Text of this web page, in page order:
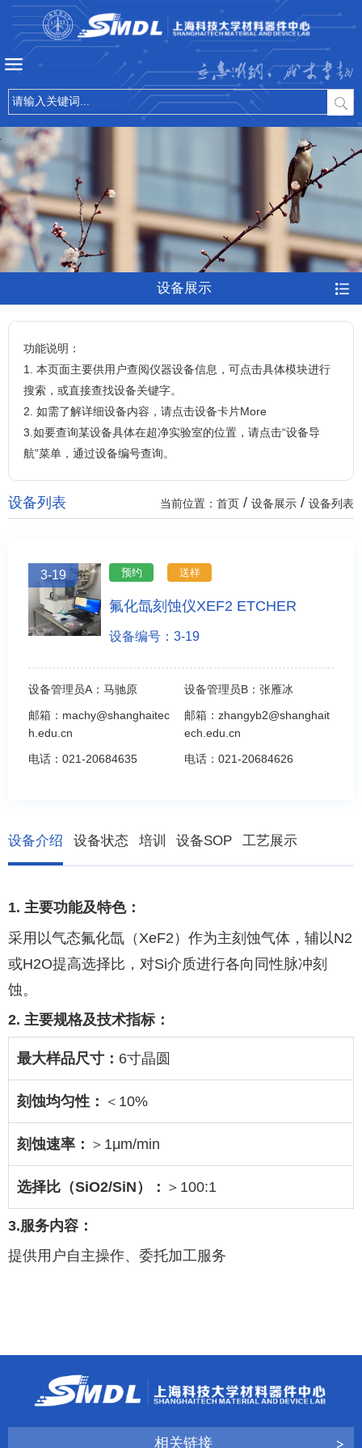
立志微纳，成才卓越
设备展示
功能说明：
1. 本页面主要供用户查阅仪器设备信息，可点击具体模块进行
搜索，或直接查找设备关键字。
2. 如需了解详细设备内容，请点击设备卡片More
3.如要查询某设备具体在超净实验室的位置，请点击“设备导
航”菜单，通过设备编号查询。
当前位置： 首页 / 设备展示 / 设备列表
设备列表
3-19 预约 送样
氟化氙刻蚀仪XEF2 ETCHER
设备编号：3-19
设备管理员A： 马驰原 设备管理员B： 张雁冰
邮箱： machy@shanghaitec
h.edu.cn
邮箱： zhangyb2@shanghait
ech.edu.cn
电话： 021-20684635 电话： 021-20684626
设备介绍 设备状态 培训 设备SOP 工艺展示
1. 主要功能及特色：
采用以气态氟化氙（XeF2 ）作为主刻蚀气体，辅以N2
或H2O提高选择比，对Si介质进行各向同性脉冲刻
蚀。
2. 主要规格及技术指标：
最大样品尺寸： 6寸晶圆
刻蚀均匀性： ＜ 10%
刻蚀速率： ＞ 1μm/min
选择比（SiO2/SiN）： ＞ 100:1
3.服务内容：
提供用户自主操作、委托加工服务
相关链接